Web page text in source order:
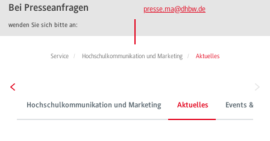
Bei Presseanfragen
wenden Sie sich bitte an:
presse.ma@dhbw.de
Service Hochschulkommunikation und Marketing Aktuelles
Hochschulkommunikation und Marketing Aktuelles Events &